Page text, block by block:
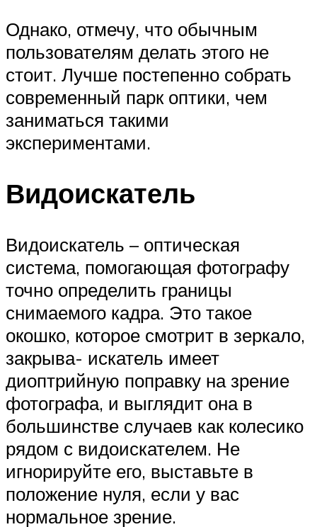
Однако, отмечу, что обычным
пользователям делать этого не
стоит. Лучше постепенно собрать
современный парк оптики, чем
заниматься такими
экспериментами.
Видоискатель
Видоискатель – оптическая
система, помогающая фотографу
точно определить границы
снимаемого кадра. Это такое
окошко, которое смотрит в зеркало,
закрыва- искатель имеет
диоптрийную поправку на зрение
фотографа, и выглядит она в
большинстве случаев как колесико
рядом с видоискателем. Не
игнорируйте его, выставьте в
положение нуля, если у вас
нормальное зрение.